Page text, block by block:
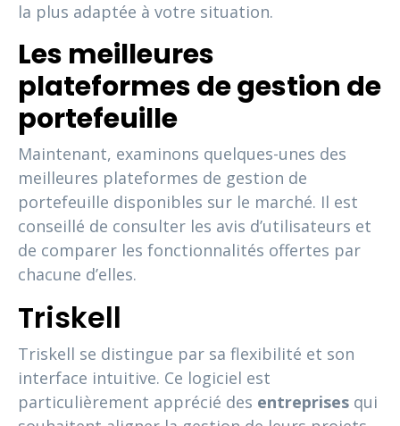
la plus adaptée à votre situation.
Les meilleures
plateformes de gestion de
portefeuille
Maintenant, examinons quelques-unes des
meilleures plateformes de gestion de
portefeuille disponibles sur le marché. Il est
conseillé de consulter les avis d’utilisateurs et
de comparer les fonctionnalités offertes par
chacune d’elles.
Triskell
Triskell se distingue par sa flexibilité et son
interface intuitive. Ce logiciel est
particulièrement apprécié des entreprises qui